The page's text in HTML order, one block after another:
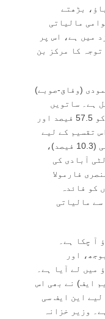
دباؤ، بڑھتے
مالیاتی
میں ہے، اس پر
کا مرکز بن
(وفاق-صوبے)
ہے۔ ساتویں
این ایف سی ایوارڈ کے تحت صوبوں کو 57.5 فیصد اور
اس تقسیم کے لیے
آبادی (82 فیصد)، غربت و پسماندگی (10.3 فیصد)،
اور الٹی آبادی کی
عنصری فارمولا
کو فائدہ
مالیاتی
آ چکا ہے۔
اور
میں لے آیا ہے۔
ایف) نے بھی اس
این ایف سی
وزیر خزانہ